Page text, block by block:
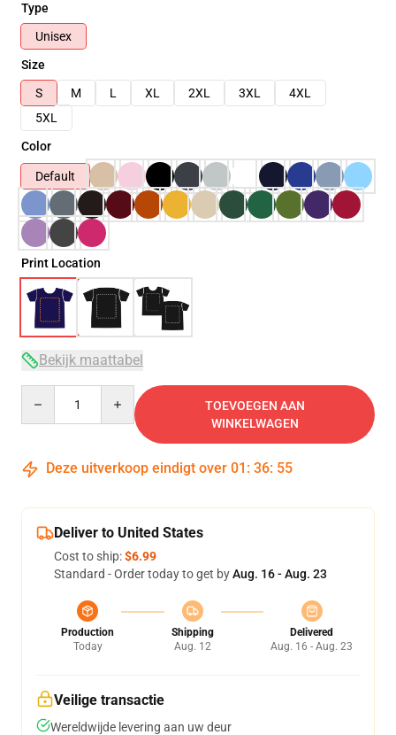
Type
Unisex
Size
S
M L XL 2XL 3XL
4XL
5XL
Color
Default
Print Location
Bekijk maattabel
TOEVOEGEN AAN
WINKELWAGEN
Deze uitverkoop eindigt over 01 : 36: 54
Deliver to United States
Cost to ship:$6.99
Standard - Order today to get byAug. 16 - Aug. 23
Production
Today
Shipping
Aug. 12
Delivered
Aug. 16 - Aug. 23
Veilige transactie
Wereldwijde levering aan uw deur